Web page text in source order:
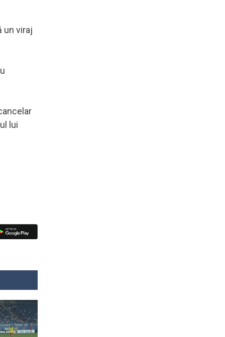
un viraj
lui